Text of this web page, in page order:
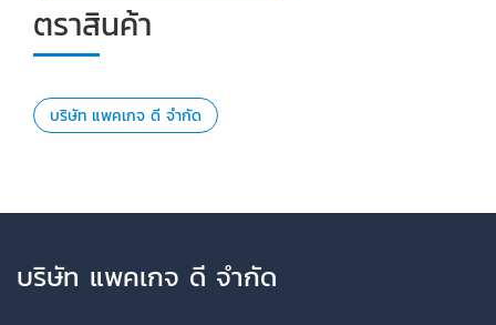
ตราสินค้า
บริษัท แพคเกจ ดี จำกัด
บริษัท แพคเกจ ดี จำกัด